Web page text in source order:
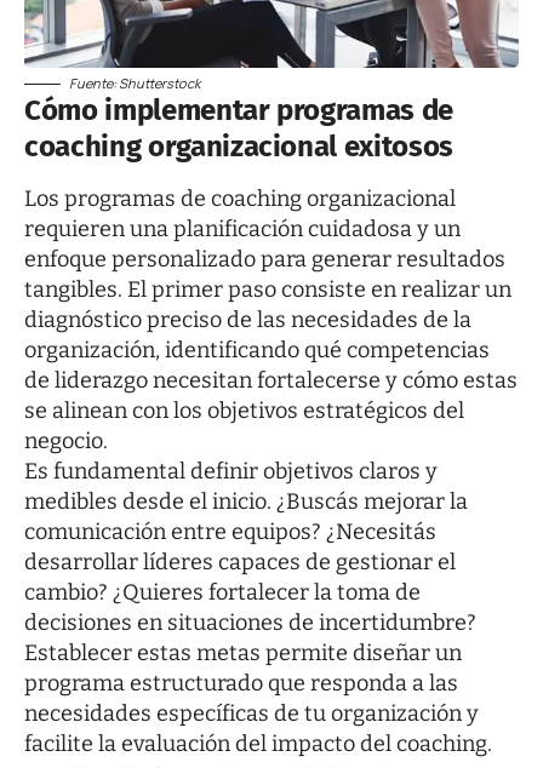
Fuente: Shutterstock
Cómo implementar programas de
coaching organizacional exitosos
Los programas de coaching organizacional
requieren una planificación cuidadosa y un
enfoque personalizado para generar resultados
tangibles. El primer paso consiste en realizar un
diagnóstico preciso de las necesidades de la
organización, identificando qué competencias
de liderazgo necesitan fortalecerse y cómo estas
se alinean con los objetivos estratégicos del
negocio.
Es fundamental definir objetivos claros y
medibles desde el inicio. ¿Buscás mejorar la
comunicación entre equipos? ¿Necesitás
desarrollar líderes capaces de gestionar el
cambio? ¿Quieres fortalecer la toma de
decisiones en situaciones de incertidumbre?
Establecer estas metas permite diseñar un
programa estructurado que responda a las
necesidades específicas de tu organización y
facilite la evaluación del impacto del coaching.